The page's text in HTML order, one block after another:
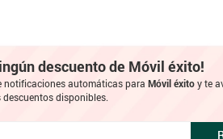
descuento de Móvil éxito!
notificaciones automáticas paraMóvil éxitoy te
disponibles.